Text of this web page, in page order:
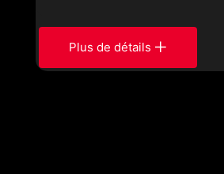
Plus de détails